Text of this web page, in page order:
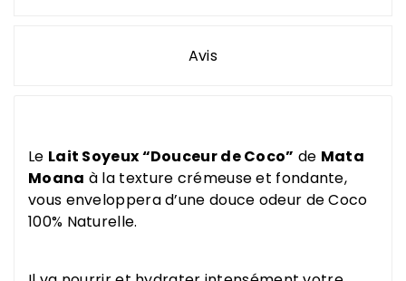
Avis
Le Lait Soyeux “Douceur de Coco” de Mata
Moana à la texture crémeuse et fondante,
vous enveloppera d’une douce odeur de Coco
100% Naturelle.